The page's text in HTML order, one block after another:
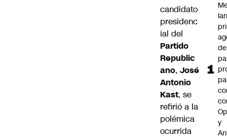
candidato
presidenc
ial del
Partido
Republic
ano, José
Antonio
Kast, se
refirió a la
polémica
ocurrida
y